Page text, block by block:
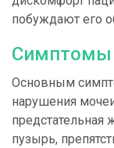
побуждают его
Симптомы
Основным
нарушения
предстательная
пузырь,